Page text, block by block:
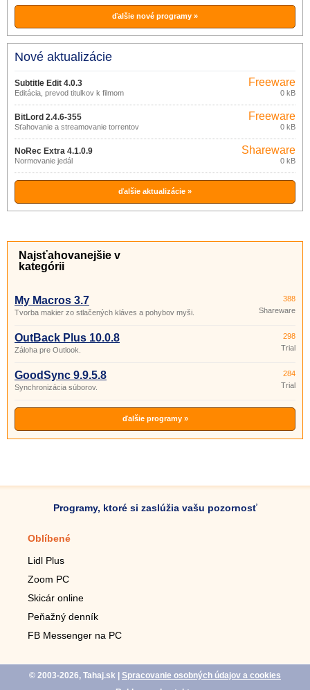
ďalšie nové programy »
Nové aktualizácie
Subtitle Edit 4.0.3
Editácia, prevod titulkov k filmom
Freeware
0 kB
BitLord 2.4.6-355
Sťahovanie a streamovanie torrentov
Freeware
0 kB
NoRec Extra 4.1.0.9
Normovanie jedál
Shareware
0 kB
ďalšie aktualizácie »
Najsťahovanejšie v
kategórii
My Macros 3.7
Tvorba makier zo stlačených kláves a pohybov myši.
388
Shareware
OutBack Plus 10.0.8
Záloha pre Outlook.
298
Trial
GoodSync 9.9.5.8
Synchronizácia súborov.
284
Trial
ďalšie programy »
Programy, ktoré si zaslúžia vašu pozornosť
Oblíbené
Lidl Plus
Zoom PC
Skicár online
Peňažný denník
FB Messenger na PC
© 2003-2026, Tahaj.sk
Spracovanie osobných údajov a cookies